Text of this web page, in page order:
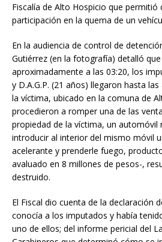
Fiscalía de Alto Hospicio que permitió
participación en la quema de un
En la audiencia de control de
Gutiérrez (en la fotografía) detalló
aproximadamente a las 03:20, los
y D.A.G.P. (21 años) llegaron hasta
la víctima, ubicado en la comuna de
procedieron a romper una de las
propiedad de la víctima, un automóvil
introducir al interior del mismo móvil
acelerante y prenderle fuego,
avaluado en 8 millones de pesos-,
destruido.
El Fiscal dio cuenta de la declaración
conocía a los imputados y había
uno de ellos; del informe pericial del